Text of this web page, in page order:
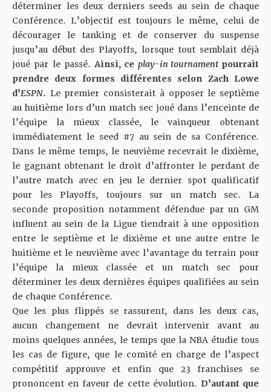
déterminer les deux derniers seeds au sein de chaque
Conférence. L’objectif est toujours le même, celui de
décourager le tanking et de conserver du suspense
jusqu’au début des Playoffs, lorsque tout semblait déjà
joué par le passé. Ainsi, ce play-in tournamentpourrait
prendre deux formes différentes selon Zach Lowe
d’ESPN. Le premier consisterait à opposer le septième
au huitième lors d’un match sec joué dans l’enceinte de
l’équipe la mieux classée, le vainqueur obtenant
immédiatement le seed #7 au sein de sa Conférence.
Dans le même temps, le neuvième recevrait le dixième,
le gagnant obtenant le droit d’affronter le perdant de
l’autre match avec en jeu le dernier spot qualificatif
pour les Playoffs, toujours sur un match sec. La
seconde proposition notamment défendue par un GM
influent au sein de la Ligue tiendrait à une opposition
entre le septième et le dixième et une autre entre le
huitième et le neuvième avec l’avantage du terrain pour
l’équipe la mieux classée et un match sec pour
déterminer les deux dernières équipes qualifiées au sein
de chaque Conférence.
Que les plus flippés se rassurent, dans les deux cas,
aucun changement ne devrait intervenir avant au
moins quelques années, le temps que la NBA étudie tous
les cas de figure, que le comité en charge de l’aspect
compétitif approuve et enfin que 23 franchises se
prononcent en faveur de cette évolution. D’autant que